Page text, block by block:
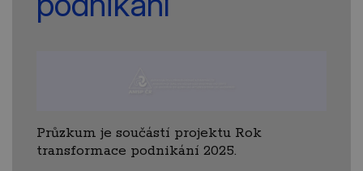
Průzkum je součástí projektu Rok
transformace podnikání 2025.